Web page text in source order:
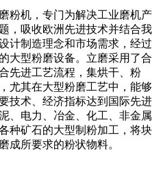
粉机，专门为解决工业磨机产
，吸收欧洲先进技术并结合我
计制造理念和市场需求，经过
大型粉磨设备。立磨采用了合
先进工艺流程，集烘干、粉
尤其在大型粉磨工艺中，能够
技术、经济指标达到国际先进
、电力、冶金、化工、非金属
种矿石的大型制粉加工，将块
成所要求的粉状物料。